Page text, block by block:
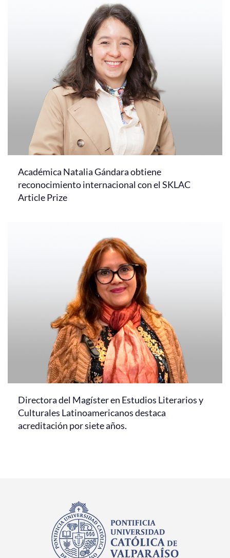
Académica Natalia Gándara obtiene
reconocimiento internacional con el SKLAC
Article Prize
Directora del Magíster en Estudios Literarios y
Culturales Latinoamericanos destaca
acreditación por siete años.